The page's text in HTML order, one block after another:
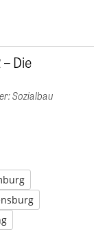
Sozialbau